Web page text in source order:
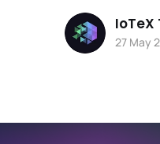
IoTeX
27 May